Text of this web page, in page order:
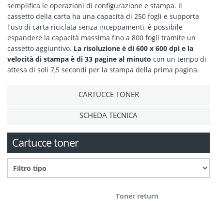
semplifica le operazioni di configurazione e stampa. Il
cassetto della carta ha una capacità di 250 fogli e supporta
l'uso di carta riciclata senza inceppamenti, è possibile
espandere la capacità massima fino a 800 fogli tramite un
cassetto aggiuntivo. La risoluzione è di 600 x 600 dpi e la
velocità di stampa è di 33 pagine al minuto con un tempo di
attesa di soli 7,5 secondi per la stampa della prima pagina.
CARTUCCE TONER
SCHEDA TECNICA
Cartucce toner
Toner return